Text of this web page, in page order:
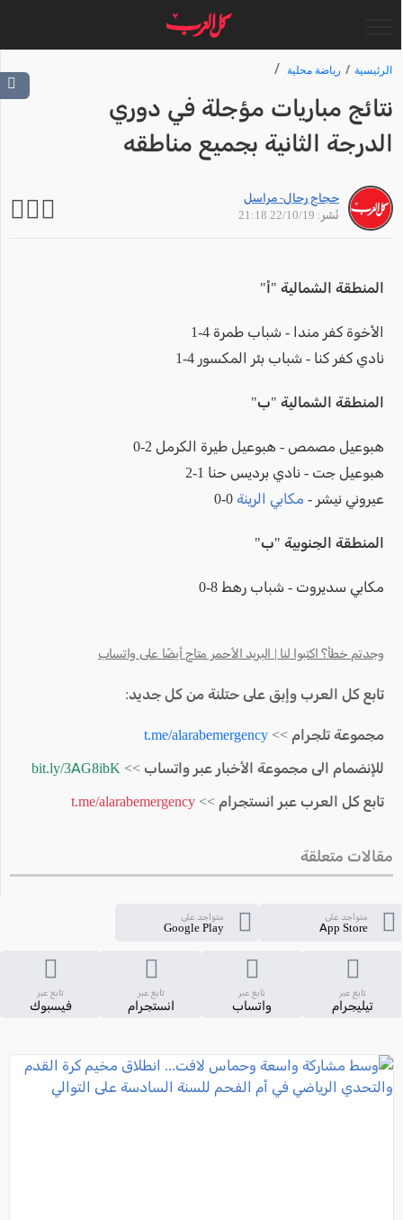
الرئيسية رياضة محلية
نتائج مباريات مؤجلة في دوري
الدرجة الثانية بجميع مناطقه
حجاج رحال- مراسل
نُشر: 22/10/19 21:18
المنطقة الشمالية "أ"
الأخوة كفر مندا - شباب طمرة 4-1
نادي كفر كنا - شباب بئر المكسور 4-1
المنطقة الشمالية "ب"
هبوعيل مصمص - هبوعيل طيرة الكرمل 2-0
هبوعيل جت - نادي برديس حنا 1-2
عيروني نيشر - مكابي الرينة0-0
المنطقة الجنوبية "ب"
مكابي سديروت - شباب رهط 8-0
وجدتم خطأ؟ اكتبوا لنا | البريد الأحمر متاح أيضًا على واتساب
تابع كل العرب وإبق على حتلنة من كل جديد:
مجموعة تلجرام >> t.me/alarabemergency
للإنضمام الى مجموعة الأخبار عبر واتساب >> bit.ly/3AG8ibK
تابع كل العرب عبر انستجرام >> t.me/alarabemergency
مقالات متعلقة
متواجد على
App Store
متواجد على
Google Play
تابع عبر
تيليجرام
تابع عبر
واتساب
تابع عبر
انستجرام
تابع عبر
فيسبوك